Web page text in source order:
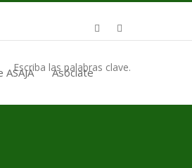
Asóciate
Escriba las palabras clave.